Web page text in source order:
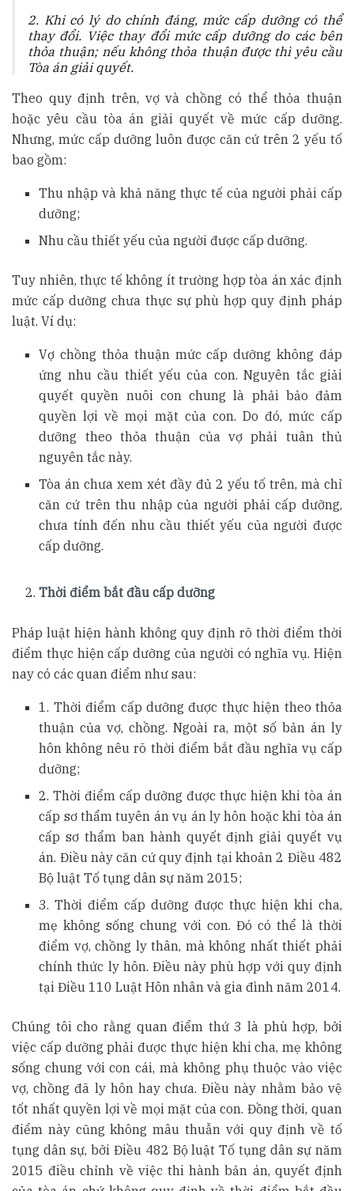
2. Khi có lý do chính đáng, mức cấp dưỡng có thể
thay đổi. Việc thay đổi mức cấp dưỡng do các bên
thỏa thuận; nếu không thỏa thuận được thì yêu cầu
Tòa án giải quyết.
Theo quy định trên, vợ và chồng có thể thỏa thuận
hoặc yêu cầu tòa án giải quyết về mức cấp dưỡng.
Nhưng, mức cấp dưỡng luôn được căn cứ trên 2 yếu tố
bao gồm:
Thu nhập và khả năng thực tế của người phải cấp
dưỡng;
Nhu cầu thiết yếu của người được cấp dưỡng.
Tuy nhiên, thực tế không ít trường hợp tòa án xác định
mức cấp dưỡng chưa thực sự phù hợp quy định pháp
luật. Ví dụ:
Vợ chồng thỏa thuận mức cấp dưỡng không đáp
ứng nhu cầu thiết yếu của con. Nguyên tắc giải
quyết quyền nuôi con chung là phải bảo đảm
quyền lợi về mọi mặt của con. Do đó, mức cấp
dưỡng theo thỏa thuận của vợ phải tuân thủ
nguyên tắc này.
Tòa án chưa xem xét đầy đủ 2 yếu tố trên, mà chỉ
căn cứ trên thu nhập của người phải cấp dưỡng,
chưa tính đến nhu cầu thiết yếu của người được
cấp dưỡng.
Thời điểm bắt đầu cấp dưỡng
Pháp luật hiện hành không quy định rõ thời điểm thời
điểm thực hiện cấp dưỡng của người có nghĩa vụ. Hiện
nay có các quan điểm như sau:
1. Thời điểm cấp dưỡng được thực hiện theo thỏa
thuận của vợ, chồng. Ngoài ra, một số bản án ly
hôn không nêu rõ thời điểm bắt đầu nghĩa vụ cấp
dưỡng;
2. Thời điểm cấp dưỡng được thực hiện khi tòa án
cấp sơ thẩm tuyên án vụ án ly hôn hoặc khi tòa án
cấp sơ thẩm ban hành quyết định giải quyết vụ
án. Điều này căn cứ quy định tại khoản 2 Điều 482
Bộ luật Tố tụng dân sự năm 2015;
3. Thời điểm cấp dưỡng được thực hiện khi cha,
mẹ không sống chung với con. Đó có thể là thời
điểm vợ, chồng ly thân, mà không nhất thiết phải
chính thức ly hôn. Điều này phù hợp với quy định
tại Điều 110 Luật Hôn nhân và gia đình năm 2014.
Chúng tôi cho rằng quan điểm thứ 3 là phù hợp, bởi
việc cấp dưỡng phải được thực hiện khi cha, mẹ không
sống chung với con cái, mà không phụ thuộc vào việc
vợ, chồng đã ly hôn hay chưa. Điều này nhằm bảo vệ
tốt nhất quyền lợi về mọi mặt của con. Đồng thời, quan
điểm này cũng không mâu thuẫn với quy định về tố
tụng dân sự, bởi Điều 482 Bộ luật Tố tụng dân sự năm
2015 điều chỉnh về việc thi hành bản án, quyết định